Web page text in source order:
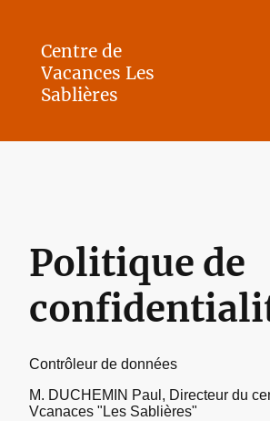
Centre de
Vacances Les
Sablières
Politique de
Contrôleur de données
M. DUCHEMIN Paul, Directeur du
Vcanaces "Les Sablières"